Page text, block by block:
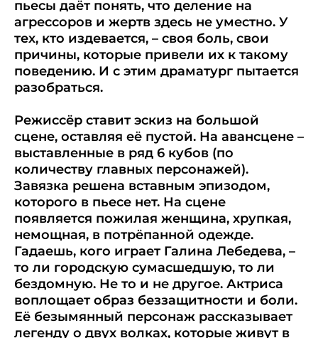
пьесы даёт понять, что деление на
агрессоров и жертв здесь не уместно. У
тех, кто издевается, – своя боль, свои
причины, которые привели их к такому
поведению. И с этим драматург пытается
разобраться.
Режиссёр ставит эскиз на большой
сцене, оставляя её пустой. На авансцене –
выставленные в ряд 6 кубов (по
количеству главных персонажей).
Завязка решена вставным эпизодом,
которого в пьесе нет. На сцене
появляется пожилая женщина, хрупкая,
немощная, в потрёпанной одежде.
Гадаешь, кого играет Галина Лебедева, –
то ли городскую сумасшедшую, то ли
бездомную. Не то и не другое. Актриса
воплощает образ беззащитности и боли.
Её безымянный персонаж рассказывает
легенду о двух волках, которые живут в